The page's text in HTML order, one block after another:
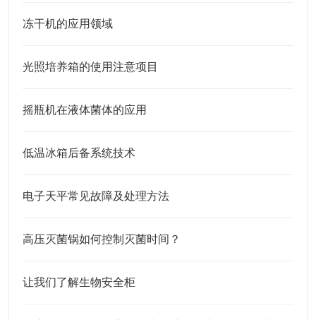
冻干机的应用领域
光照培养箱的使用注意项目
摇瓶机在液体菌体的应用
低温冰箱后备系统技术
电子天平常见故障及处理方法
高压灭菌锅如何控制灭菌时间？
让我们了解生物安全柜